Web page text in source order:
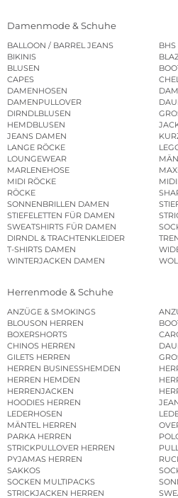
Damenmode & Schuhe
BALLOON / BARREL JEANS
BHS
BIKINIS
BLUSEN
CAPES
DAMENHOSEN
DAMENPULLOVER
DIRNDLBLUSEN
HEMDBLUSEN
JEANS DAMEN
LANGE RÖCKE
LOUNGEWEAR
MARLENEHOSE
MIDI RÖCKE
RÖCKE
SONNENBRILLEN DAMEN
STIEFELETTEN FÜR DAMEN
SWEATSHIRTS FÜR DAMEN
DIRNDL & TRACHTENKLEIDER
T-SHIRTS DAMEN
WINTERJACKEN DAMEN
Herrenmode & Schuhe
ANZÜGE & SMOKINGS
BLOUSON HERREN
BOXERSHORTS
CHINOS HERREN
GILETS HERREN
HERREN BUSINESSHEMDEN
HERREN HEMDEN
HERRENJACKEN
HOODIES HERREN
LEDERHOSEN
MÄNTEL HERREN
PARKA HERREN
STRICKPULLOVER HERREN
PYJAMAS HERREN
SAKKOS
SOCKEN MULTIPACKS
STRICKJACKEN HERREN